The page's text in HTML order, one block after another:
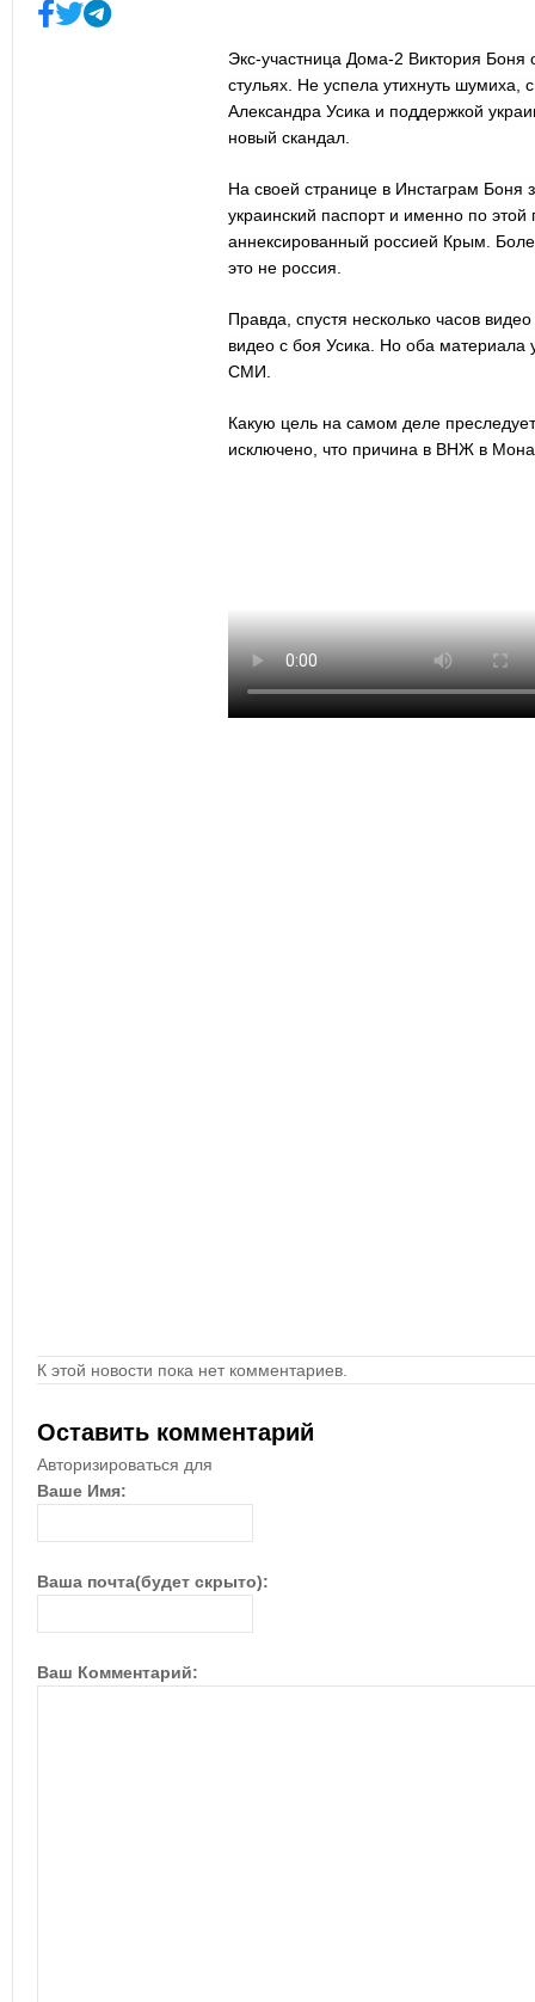
Экс-участница Дома-2 Виктория Боня
стульях. Не успела утихнуть шумиха,
Александра Усика и поддержкой
новый скандал.
На своей странице в Инстаграм Боня
украинский паспорт и именно по этой
аннексированный россией Крым.
это не россия.
Правда, спустя несколько часов
видео с боя Усика. Но оба материала
СМИ.
Какую цель на самом деле
исключено, что причина в ВНЖ в
К этой новости пока нет комментариев.
Оставить комментарий
Авторизироваться для
Ваше Имя:
Ваша почта(будет скрыто):
Ваш Комментарий: